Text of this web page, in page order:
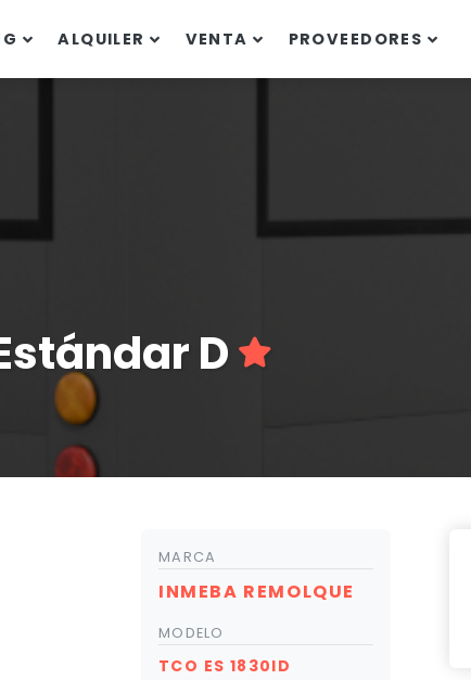
ALQUILER VENTA PROVEEDORES
D
MARCA
INMEBA REMOLQUE
MODELO
TCO ES 1830ID